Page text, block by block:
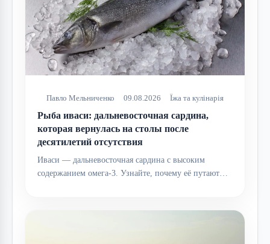
Павло Мельниченко 09.08.2026 Їжа та кулінарія
Рыба иваси: дальневосточная сардина,
которая вернулась на столы после
десятилетий отсутствия
Иваси — дальневосточная сардина с высоким
содержанием омега-3. Узнайте, почему её путают…